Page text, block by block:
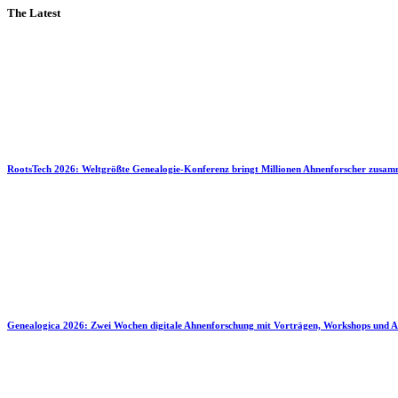
The Latest
RootsTech 2026: Weltgrößte Genealogie-Konferenz bringt Millionen Ahnenforscher
Genealogica 2026: Zwei Wochen digitale Ahnenforschung mit Vorträgen, Workshops und